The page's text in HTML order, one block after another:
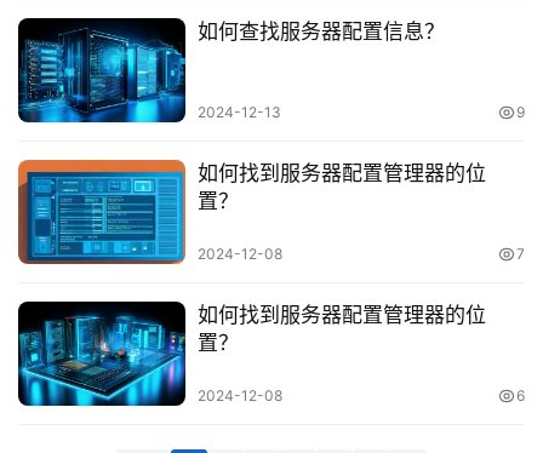
行
业
动
标
签
归
档
如何查找服务器配置信息？
2024-12-13 9
如何找到服务器配置管理器的位
置？
2024-12-08 7
如何找到服务器配置管理器的位
置？
2024-12-08 6